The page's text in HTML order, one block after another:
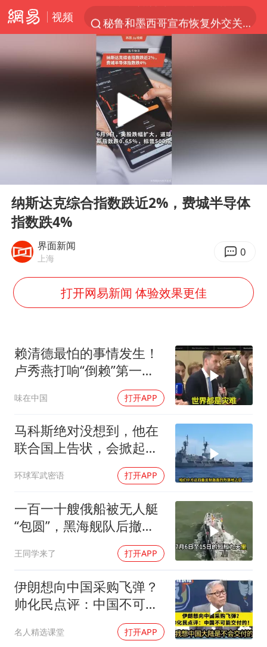
视频
中医教你一招提升气血
四川宜宾市高县4.9级地震致1人死亡
胜宏科技：股票交易异常波动
U17国足点球大战淘汰河床晋级决赛
百花奖开幕式
日本试射“战斧”导弹，国防部回应
胡彦斌获《歌手2026》歌王
秋天的第一杯奶茶到底有多火
38岁演员求职万岁山NPC成功
我国外贸延续良好增长态势
夯实基础开新局
Play
纳斯达克综合指数跌近2%，费城半导体
指数跌4%
界面新闻
上海 0
打开网易新闻 体验效果更佳
赖清德最怕的事情发生！
卢秀燕打响“倒赖”第一
味在中国 打开APP
马科斯绝对没想到，他在
联合国上告状，会掀起中
环球军武密语 打开APP
一百一十艘俄船被无人艇
“包圆”，黑海舰队后撤数
百里，制海权彻底易手
王同学来了 打开APP
伊朗想向中国采购飞弹？
帅化民点评：中国不可能
名人精选课堂 打开APP